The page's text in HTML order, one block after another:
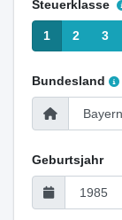
Steuerklasse
1 2 3
Bundesland
Geburtsjahr